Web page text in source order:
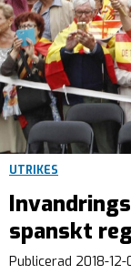
UTRIKES
spanskt
Publicerad 2018-12-